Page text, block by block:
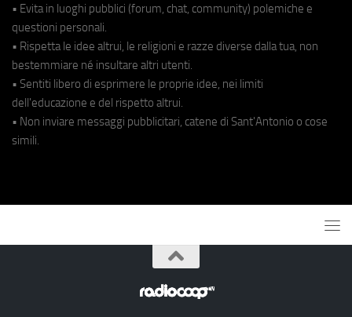
• Evita in luoghi pubblici (forum, chat, community) polemiche e
questioni personali.
• Rispetta le idee altrui, le religioni e razze diverse dalla tua, non
bestemmiare né insultare altri utenti.
• Sentiti libero di esprimere le proprie idee, nei limiti
dell'educazione e del rispetto altrui.
• Non inviare messaggi pubblicitari, catene di Sant'Antonio o cose
simili.